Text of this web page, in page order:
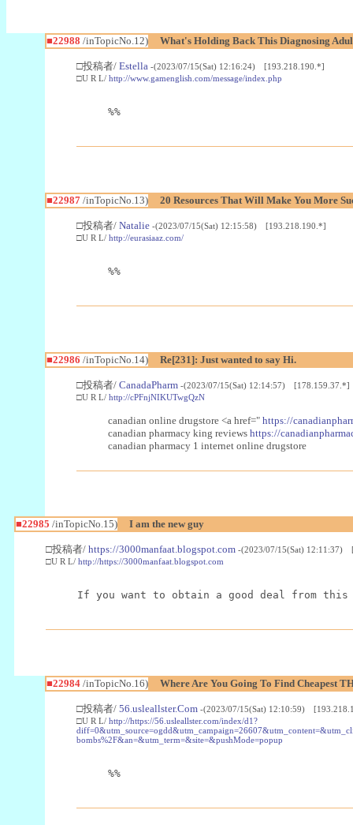
■22988 /inTopicNo.12) What's Holding Back This Diagnosing
□投稿者/ Estella -(2023/07/15(Sat) 12:16:24) [193.218.190.*]
□U R L/ http://www.gamenglish.com/message/index.php
%%
■22987/inTopicNo.13) 20 Resources That Will Make You More
□投稿者/ Natalie -(2023/07/15(Sat) 12:15:58) [193.218.190.*]
□U R L/ http://eurasiaaz.com/
%%
■22986 /inTopicNo.14) Re[231]: Just wanted to say Hi.
□投稿者/ CanadaPharm -(2023/07/15(Sat) 12:14:57) [178.159.37.*]
□U R L/ http://cPFnjNIKUTwgQzN
canadian online drugstore <a href=" https://
canadian pharmacy king reviews https://
canadian pharmacy 1 internet online drugstore
■22985 /inTopicNo.15) I am the new guy
□投稿者/ https://3000manfaat.blogspot.com -(2023/07/15(Sat) 12:11:37)
□U R L/ http://https://3000manfaat.blogspot.com
If you want to obtain a good deal from this
■22984/inTopicNo.16) Where Are You Going To Find Cheapest
□投稿者/ 56.usleallster.Com -(2023/07/15(Sat) 12:10:59)
□U R L/ http://https://56.usleallster.com/index/d1?
bombs%2F&an=&utm_term=&site=&pushMode=popup
%%